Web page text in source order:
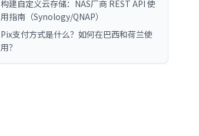
构建自定义云存储：NAS厂商 REST API 使
用指南（Synology/QNAP）
Pix支付方式是什么？如何在巴西和荷兰使
用？